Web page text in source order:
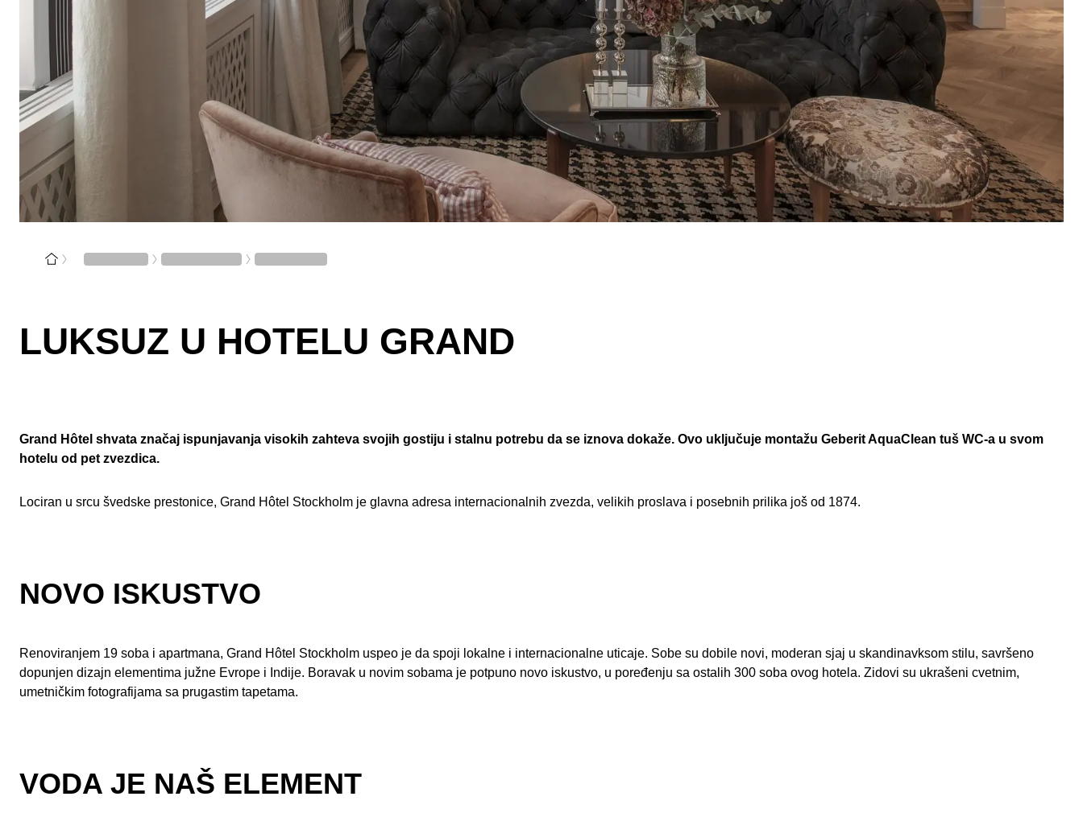
LUKSUZ U HOTELU GRAND
Grand Hôtel shvata značaj ispunjavanja visokih zahteva svojih gostiju i stalnu potrebu da se iznova dokaže. Ovo uključuje montažu Geberit AquaClean tuš WC-a u svom
hotelu od pet zvezdica.
Lociran u srcu švedske prestonice, Grand Hôtel Stockholm je glavna adresa internacionalnih zvezda, velikih proslava i posebnih prilika još od 1874.
NOVO ISKUSTVO
Renoviranjem 19 soba i apartmana, Grand Hôtel Stockholm uspeo je da spoji lokalne i internacionalne uticaje. Sobe su dobile novi, moderan sjaj u skandinavksom stilu, savršeno
dopunjen dizajn elementima južne Evrope i Indije. Boravak u novim sobama je potpuno novo iskustvo, u poređenju sa ostalih 300 soba ovog hotela. Zidovi su ukrašeni cvetnim,
umetničkim fotografijama sa prugastim tapetama.
VODA JE NAŠ ELEMENT